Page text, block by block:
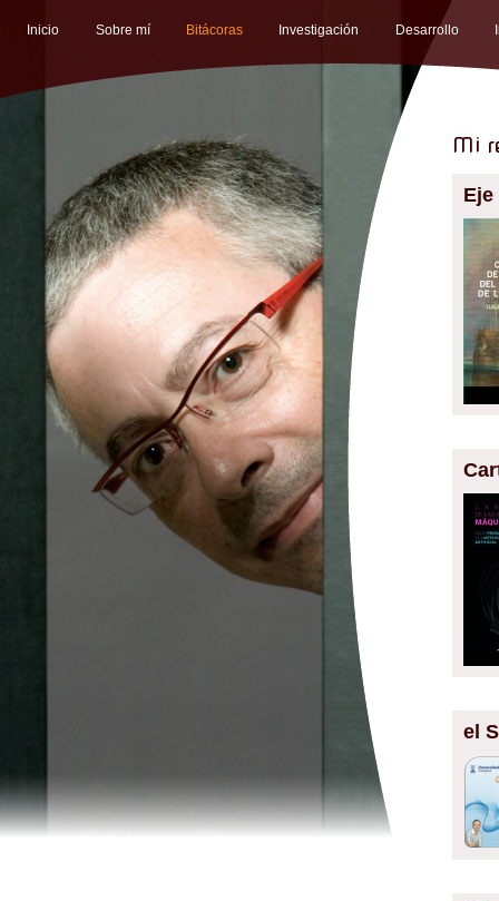
Inicio Sobre mí Bitácoras Investigación Desarrollo
Mi
el